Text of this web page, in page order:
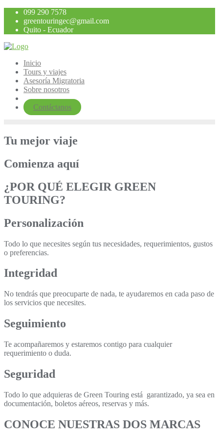
Saltar
contenido
099 290 7578
greentouringec@gmail.com
Quito - Ecuador
Inicio
Tours y viajes
Asesoría Migratoria
Sobre nosotros
Contáctanos
Tu mejor viaje
Comienza aquí
¿POR QUÉ ELEGIR GREEN
TOURING?
Personalización
Todo lo que necesites según tus necesidades, requerimientos, gustos
o preferencias.
Integridad
No tendrás que preocuparte de nada, te ayudaremos en cada paso de
los servicios que necesites.
Seguimiento
Te acompañaremos y estaremos contigo para cualquier
requerimiento o duda.
Seguridad
Todo lo que adquieras de Green Touring está garantizado, ya sea en
documentación, boletos aéreos, reservas y más.
CONOCE NUESTRAS DOS MARCAS